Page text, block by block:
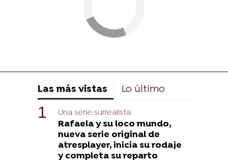
Las más vistas Lo último
Una serie surrealista
Rafaela y su loco mundo,
nueva serie original de
atresplayer, inicia su rodaje
y completa su reparto